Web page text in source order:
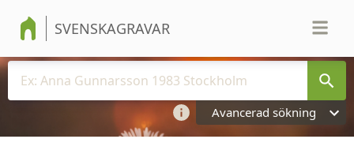
SVENSKAGRAVAR
Avancerad sökning